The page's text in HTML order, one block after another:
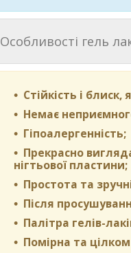
Особливості гель
Стійкість і
Немає
Гіпоалергенність;
Прекрасно
нігтьової пластини;
Простота та
Після
Палітра гелів-
Помірна та